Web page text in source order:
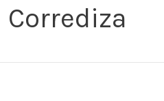
Corrediza